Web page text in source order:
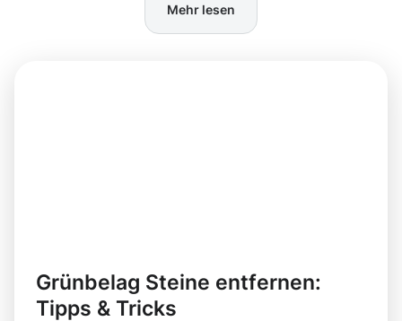
Mehr lesen
Grünbelag Steine entfernen:
Tipps & Tricks